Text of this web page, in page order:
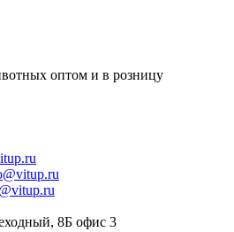
оптом и в розницу
8Б офис 3